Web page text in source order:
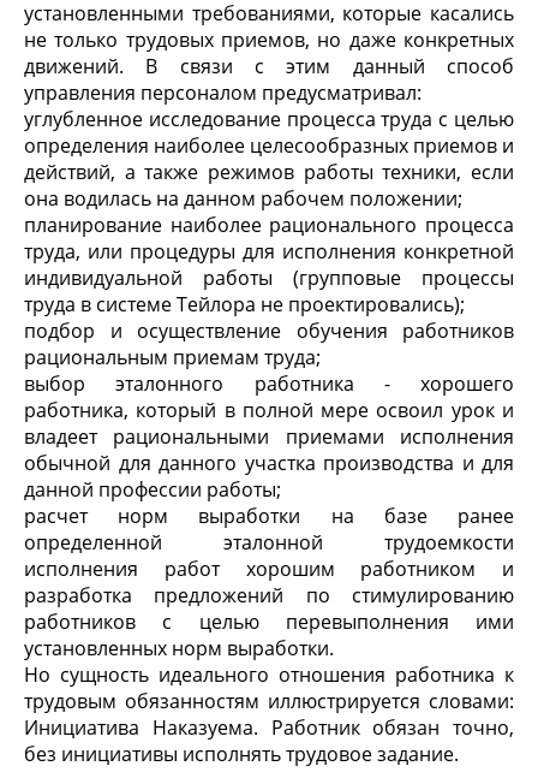
установленными требованиями, которые касались
не только трудовых приемов, но даже конкретных
движений. В связи с этим данный способ
управления персоналом предусматривал:
углубленное исследование процесса труда с целью
определения наиболее целесообразных приемов и
действий, а также режимов работы техники, если
она водилась на данном рабочем положении;
планирование наиболее рационального процесса
труда, или процедуры для исполнения конкретной
индивидуальной работы (групповые процессы
труда в системе Тейлора не проектировались);
подбор и осуществление обучения работников
рациональным приемам труда;
выбор эталонного работника - хорошего
работника, который в полной мере освоил уроки
владеет рациональными приемами исполнения
обычной для данного участка производства и для
данной профессии работы;
расчет норм выработки на базе ранее
определенной эталонной трудоемкости
исполнения работ хорошим работником и
разработка предложений по стимулированию
работников с целью перевыполнения ими
установленных норм выработки.
Но сущность идеального отношения работника к
трудовым обязанностям иллюстрируется словами:
Инициатива Наказуема. Работник обязан точно,
без инициативы исполнять трудовое задание.